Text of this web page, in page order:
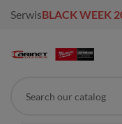
SerwisBLACK WEEK